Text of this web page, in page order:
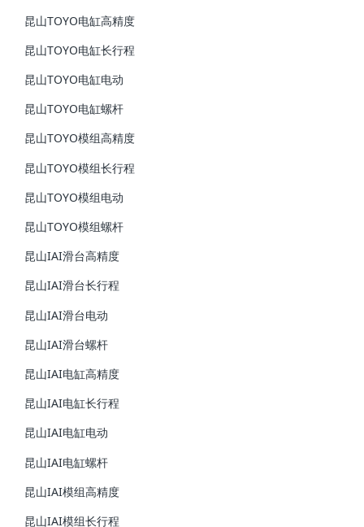
昆山TOYO电缸高精度
昆山TOYO电缸长行程
昆山TOYO电缸电动
昆山TOYO电缸螺杆
昆山TOYO模组高精度
昆山TOYO模组长行程
昆山TOYO模组电动
昆山TOYO模组螺杆
昆山IAI滑台高精度
昆山IAI滑台长行程
昆山IAI滑台电动
昆山IAI滑台螺杆
昆山IAI电缸高精度
昆山IAI电缸长行程
昆山IAI电缸电动
昆山IAI电缸螺杆
昆山IAI模组高精度
昆山IAI模组长行程